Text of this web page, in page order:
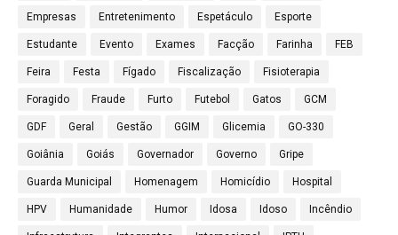
Empresas Entretenimento Espetáculo Esporte
Estudante Evento Exames Facção Farinha FEB
Feira Festa Fígado Fiscalização Fisioterapia
Foragido Fraude Furto Futebol Gatos GCM
GDF Geral Gestão GGIM Glicemia GO-330
Goiânia Goiás Governador Governo Gripe
Guarda Municipal Homenagem Homicídio Hospital
HPV Humanidade Humor Idosa Idoso Incêndio